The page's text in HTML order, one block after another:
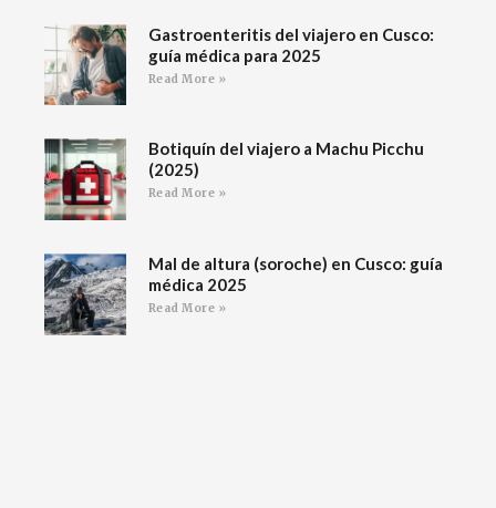
Gastroenteritis del viajero en Cusco:
guía médica para 2025
Read More »
Botiquín del viajero a Machu Picchu
(2025)
Read More »
Mal de altura (soroche) en Cusco: guía
médica 2025
Read More »